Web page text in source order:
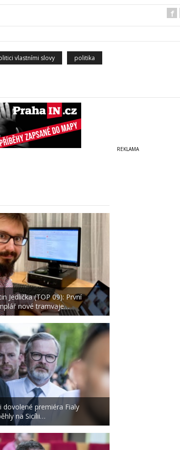
vlastními slovy politika
Jedlička (TOP 09): První
nové tramvaje…
dovolené premiéra Fialy
na Sicílii…